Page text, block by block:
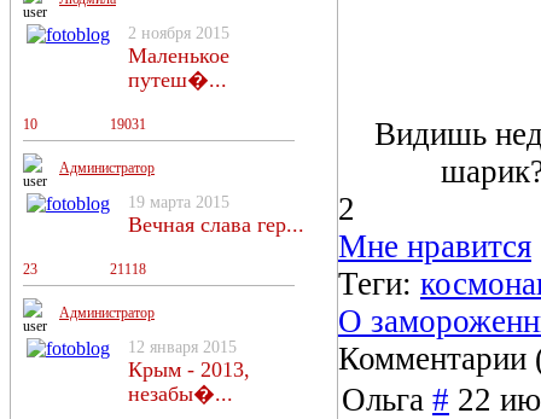
2 ноября 2015
Маленькое
путеш�...
10 19031
Администратор
19 марта 2015
Вечная слава гер...
23 21118
Администратор
12 января 2015
Крым - 2013,
незабы�...
Видишь
2
Мне нравится
Теги:
О
Комментарии
Ольга # 22